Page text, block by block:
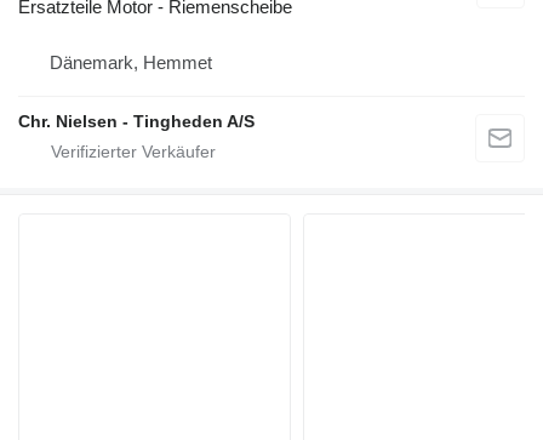
Ersatzteile Motor - Riemenscheibe
Dänemark, Hemmet
Chr. Nielsen - Tingheden A/S